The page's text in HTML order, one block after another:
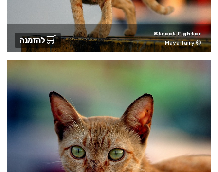
Street Fighter
Maya Tairy
להזמנה